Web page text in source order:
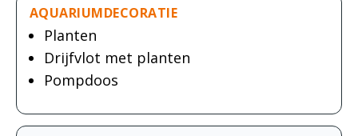
AQUARIUMDECORATIE
Planten
Drijfvlot met planten
Pompdoos